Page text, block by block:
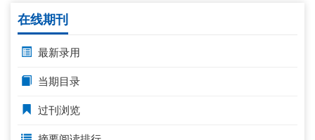
在线期刊
最新录用
当期目录
过刊浏览